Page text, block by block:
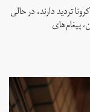
تردید دارند، در حالی
پیغام‌های